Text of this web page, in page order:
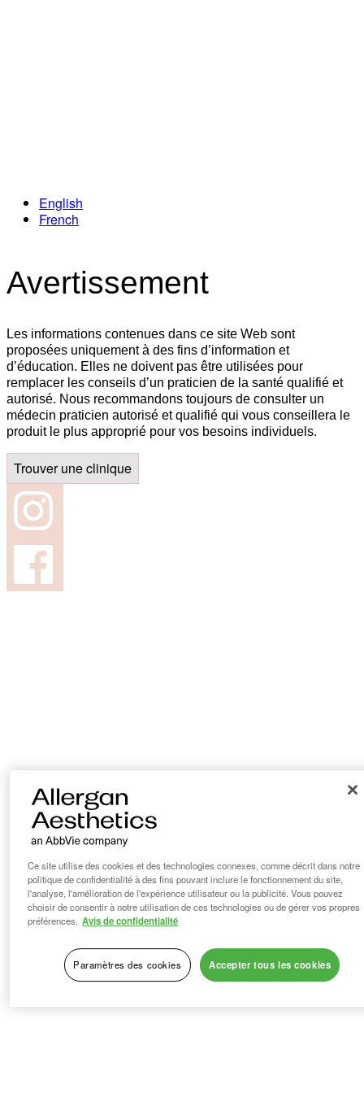
English
French
Avertissement
Les informations contenues dans ce site Web sont
proposées uniquement à des fins d’information et
d’éducation. Elles ne doivent pas être utilisées pour
remplacer les conseils d’un praticien de la santé qualifié et
autorisé. Nous recommandons toujours de consulter un
médecin praticien autorisé et qualifié qui vous conseillera le
produit le plus approprié pour vos besoins individuels.
Trouver une clinique
Ce site utilise des cookies et des technologies connexes, comme décrit dans notre
politique de confidentialité à des fins pouvant inclure le fonctionnement du site,
l'analyse, l'amélioration de l'expérience utilisateur ou la publicité. Vous pouvez
choisir de consentir à notre utilisation de ces technologies ou de gérer vos propres
préférences. Avis de confidentialité
Accepter tous les cookies
Paramètres des cookies